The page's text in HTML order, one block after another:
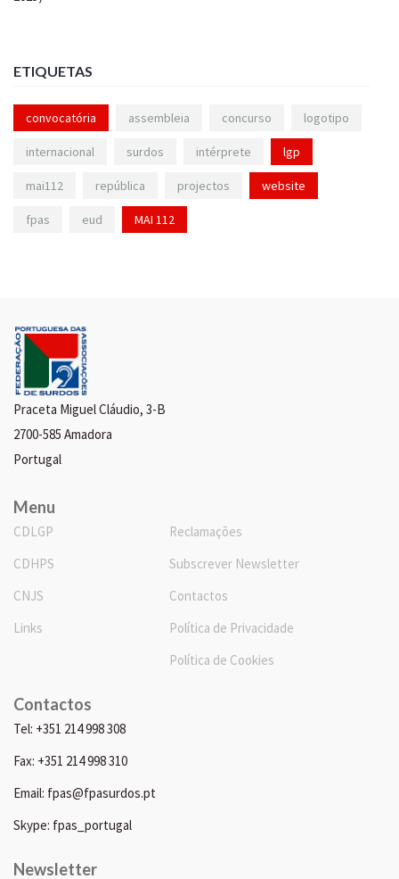
ETIQUETAS
convocatória assembleia concurso logotipo
internacional surdos intérprete lgp
mai112 república projectos website
fpas eud MAI 112
Praceta Miguel Cláudio, 3-B
2700-585 Amadora
Portugal
Menu
CDLGP
CDHPS
CNJS
Links
Reclamações
Subscrever Newsletter
Contactos
Política de Privacidade
Política de Cookies
Contactos
Tel: +351 214 998 308
Fax: +351 214 998 310
Email: fpas@fpasurdos.pt
Skype: fpas_portugal
Newsletter